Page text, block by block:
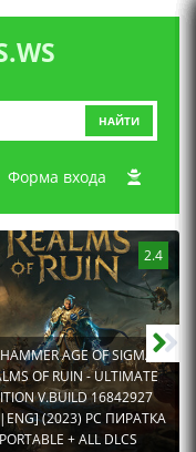
НАЙТИ
Форма входа
2.4
AGE OF SIGMAR:
OF RUIN - ULTIMATE
V.BUILD 16842927
(2023) PC ПИРАТКА
PORTABLE + ALL DLCS